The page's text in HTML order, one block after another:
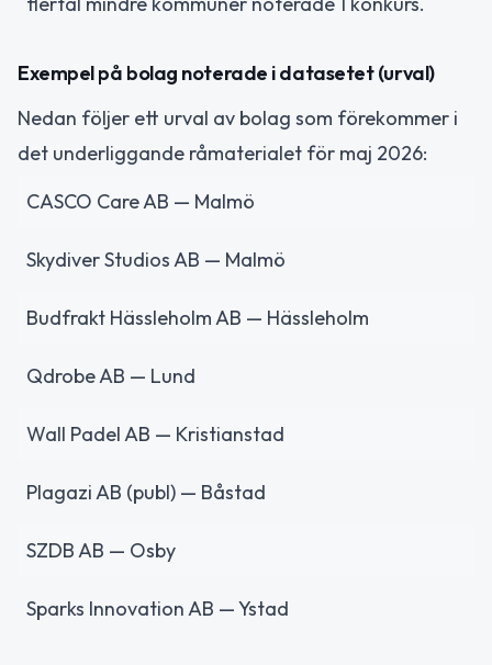
Exempel på bolag noterade i datasetet (urval)
Nedan följer ett urval av bolag som förekommer i
det underliggande råmaterialet för maj 2026:
CASCO Care AB — Malmö
Skydiver Studios AB — Malmö
Budfrakt Hässleholm AB — Hässleholm
Qdrobe AB — Lund
Wall Padel AB — Kristianstad
Plagazi AB (publ) — Båstad
SZDB AB — Osby
Sparks Innovation AB — Ystad